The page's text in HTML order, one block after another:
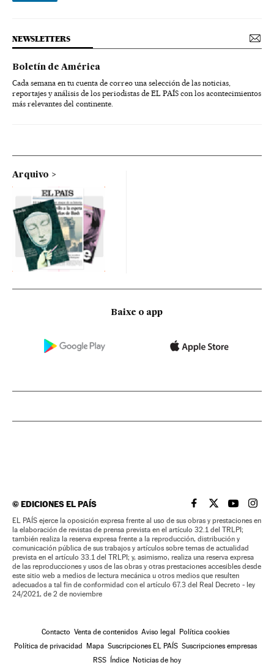
NEWSLETTERS
Boletín de América
Cada semana en tu cuenta de correo una selección de las noticias,
reportajes y análisis de los periodistas de EL PAÍS con los acontecimientos
más relevantes del continente.
Arquivo
Baixe o app
©EDICIONES EL PAÍS EL PAÍS BRASIL EN
EL PAÍSEL PAÍS
EL
EL PAÍS ejerce la oposición expresa frente al uso de sus obras y prestaciones en
la elaboración de revistas de prensa prevista en el artículo 32.1 del TRLPI;
también realiza la reserva expresa frente a la reproducción, distribución y
comunicación pública de sus trabajos y artículos sobre temas de actualidad
prevista en el artículo 33.1 del TRLPI; y, asimismo, realiza una reserva expresa
de las reproducciones y usos de las obras y otras prestaciones accesibles desde
este sitio web a medios de lectura mecánica u otros medios que resulten
adecuados a tal fin de conformidad con el artículo 67.3 del Real Decreto - ley
24/2021, de 2 de noviembre
Contacto Venta de contenidos Aviso legal
Política cookies
Política de privacidad
Mapa Suscripciones EL PAÍS Suscripciones empresas
RSS
Índice Noticias de hoy